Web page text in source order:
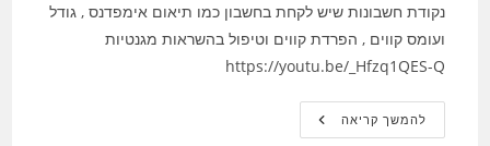
נקודת חשבונות שיש לקחת בחשבון כמו תיאום אימפדנס , גודל
ועומס קווים , הפרדת קווים וטיפול בהשראות מגנטיות
https://youtu.be/_Hfzq1QES-Q
להמשך קריאהעריכת
מעגלים